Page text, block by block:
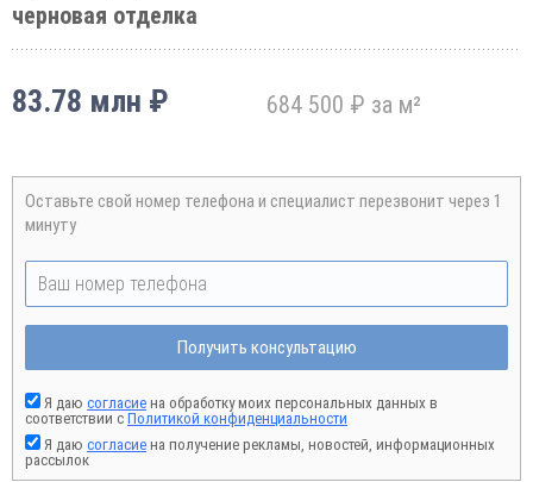
черновая отделка
83.78 млн ₽ 684 500 ₽ за м²
Оставьте свой номер телефона и специалист перезвонит через 1
минуту
Получить консультацию
Я даю согласие на обработку моих персональных данных в
соответствии с Политикой конфиденциальности
Я даю согласие на получение рекламы, новостей, информационных
рассылок